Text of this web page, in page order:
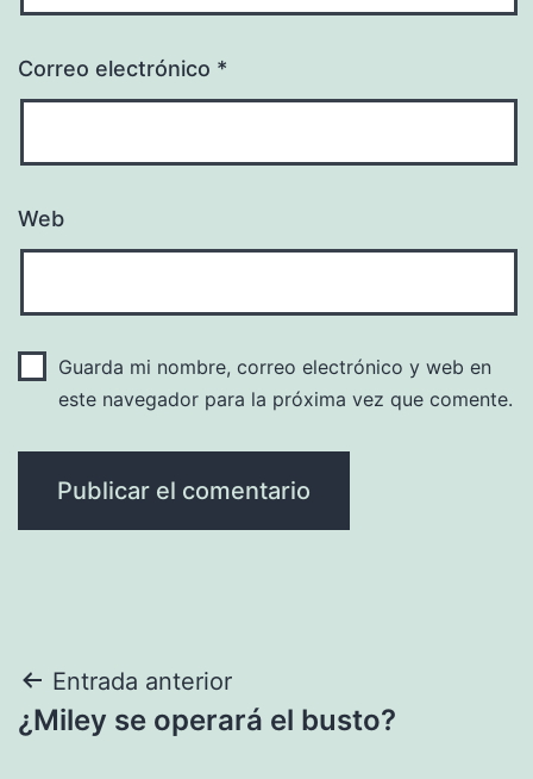
Correo electrónico *
Web
Guarda mi nombre, correo electrónico y web en
este navegador para la próxima vez que comente.
Navegación
de
Entrada anterior
¿Miley se operará el busto?